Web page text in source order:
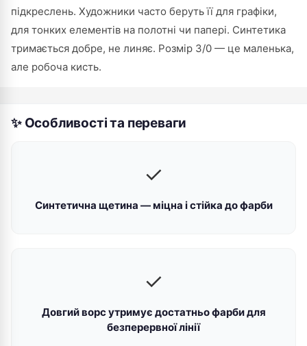
підкреслень. Художники часто беруть її для графіки,
для тонких елементів на полотні чи папері. Синтетика
тримається добре, не линяє. Розмір 3/0 — це маленька,
але робоча кисть.
✨ Особливості та переваги
✓
Синтетична щетина — міцна і стійка до фарби
✓
Довгий ворс утримує достатньо фарби для
безперервної лінії